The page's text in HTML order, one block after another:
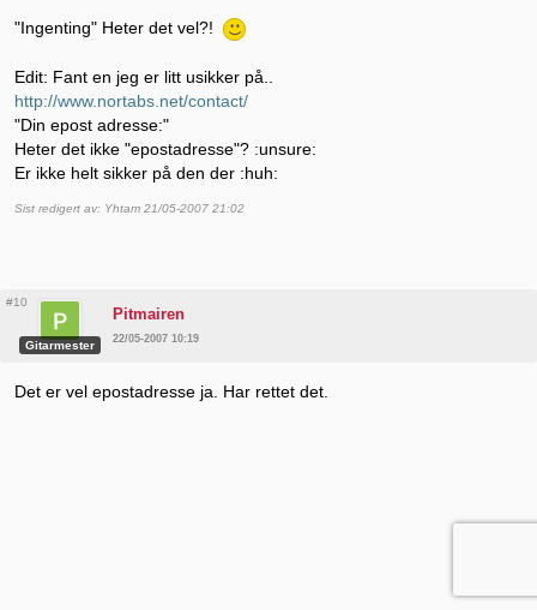
"Ingenting" Heter det vel?!
Edit: Fant en jeg er litt usikker på..
http://www.nortabs.net/contact/
"Din epost adresse:"
Heter det ikke "epostadresse"? :unsure:
Er ikke helt sikker på den der :huh:
Sist redigert av: Yhtam 21/05-2007 21:02
#10
Gitarmester
Pitmairen
22/05-2007 10:19
Det er vel epostadresse ja. Har rettet det.